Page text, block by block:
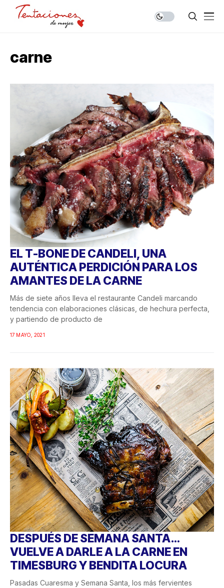
carne
EL T-BONE DE CANDELI, UNA
AUTÉNTICA PERDICIÓN PARA LOS
AMANTES DE LA CARNE
Más de siete años lleva el restaurante Candeli marcando
tendencia con elaboraciones clásicas, de hechura perfecta,
y partiendo de producto de
17 MAYO, 2021
DESPUÉS DE SEMANA SANTA…
VUELVE A DARLE A LA CARNE EN
TIMESBURG Y BENDITA LOCURA
Pasadas Cuaresma y Semana Santa, los más fervientes